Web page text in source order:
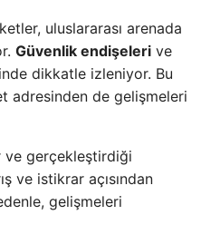
uluslararası arenada
Güvenlik endişeleri ve
dikkatle izleniyor. Bu
adresinden de gelişmeleri
ve gerçekleştirdiği
ve istikrar açısından
gelişmeleri